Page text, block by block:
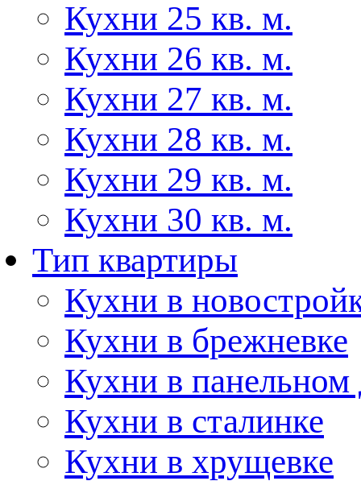
Кухни 25 кв. м.
Кухни 26 кв. м.
Кухни 27 кв. м.
Кухни 28 кв. м.
Кухни 29 кв. м.
Кухни 30 кв. м.
Тип квартиры
Кухни в
Кухни в брежневке
Кухни в панельном
Кухни в сталинке
Кухни в хрущевке